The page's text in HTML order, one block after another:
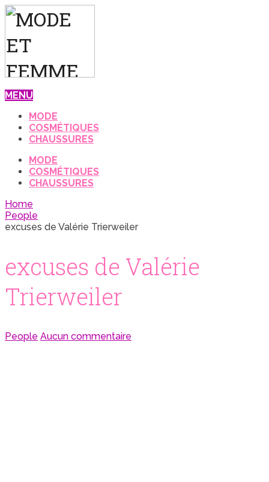
MENU
MODE
COSMÉTIQUES
CHAUSSURES
MODE
COSMÉTIQUES
CHAUSSURES
Home
People
excuses de Valérie Trierweiler
excuses de Valérie
Trierweiler
People Aucun commentaire